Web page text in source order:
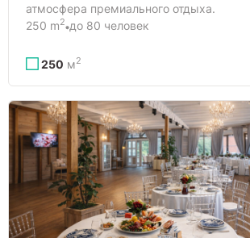
атмосфера премиального отдыха.
250 m2 до 80 человек
250 м2